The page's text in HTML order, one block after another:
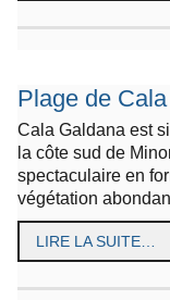
Plage de
Cala Galdana est
la côte sud de
spectaculaire en
végétation
LIRE LA SUITE…